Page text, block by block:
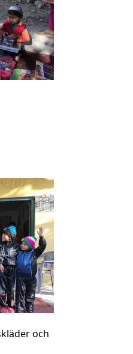
och